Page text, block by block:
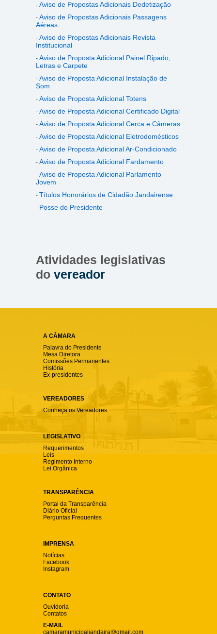
- Aviso de Propostas Adicionais Dedetização
- Aviso de Propostas Adicionais Passagens
Aéreas
- Aviso de Propostas Adicionais Revista
Institucional
- Aviso de Proposta Adicional Painel Ripado,
Letras e Carpete
- Aviso de Proposta Adicional Instalação de
Som
- Aviso de Proposta Adicional Totens
- Aviso de Proposta Adicional Certificado Digital
- Aviso de Proposta Adicional Cerca e Câmeras
- Aviso de Proposta Adicional Eletrodomésticos
- Aviso de Proposta Adicional Ar-Condicionado
- Aviso de Proposta Adicional Fardamento
- Aviso de Proposta Adicional Parlamento
Jovem
- Títulos Honorários de Cidadão Jandairense
- Posse do Presidente
Atividades legislativas
do vereador
A CÂMARA
Palavra do Presidente
Mesa Diretora
Comissões Permanentes
História
Ex-presidentes
VEREADORES
Conheça os Vereadores
LEGISLATIVO
Requerimentos
Leis
Regimento Interno
Lei Orgânica
TRANSPARÊNCIA
Portal da Transparência
Diário Oficial
Perguntas Frequentes
IMPRENSA
Notícias
Facebook
Instagram
CONTATO
Ouvidoria
Contatos
E-MAIL
camaramunicipaljandaira@gmail.com